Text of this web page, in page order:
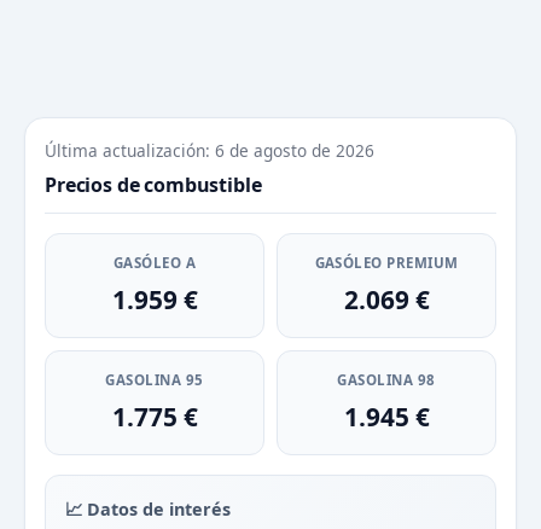
Última actualización: 6 de agosto de 2026
Precios de combustible
GASÓLEO A
1.959 €
GASÓLEO PREMIUM
2.069 €
GASOLINA 95
1.775 €
GASOLINA 98
1.945 €
📈 Datos de interés